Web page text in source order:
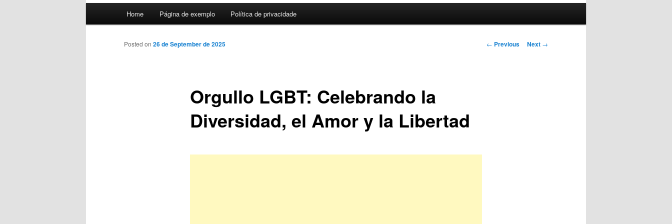
Home Página de exemplo Política de privacidade
Post
← Previous Next →
Orgullo LGBT: Celebrando la
Diversidad, el Amor y la Libertad
Posted on 26 de September de 2025